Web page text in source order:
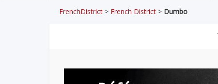
FrenchDistrict > French District > Dumbo